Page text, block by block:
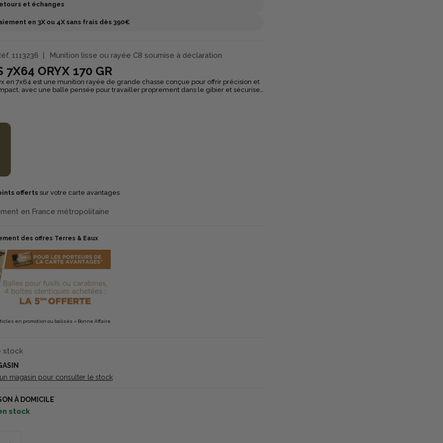
et échanges
en 3X ou 4X sans frais dès 390€
1113236 Munition lisse ou rayée C8 soumise à déclaration
7X64 ORYX 170 GR
en 7x64 est une munition rayée de grande chasse conçue pour offrir précision et
avec une balle pensée pour travailler proprement dans le gibier et sécuriser
Oryx adopte une conception bonded : le noyau
(“massive mushrooming”) associée à une très bonne régularité,
qui veulent simplifier le choix de leur munition. Polyvalent, le 7x64 se
solide pour une chasse efficace du chevreuil et du sanglier, avec une réaction
bonne pénétration.
offerts sur votre carte avantages
en France métropolitaine
des offres Terres & Eaux
en promotion ou balisés « Bonne Affaire
stock
magasin pour consulter le stock
À DOMICILE
stock